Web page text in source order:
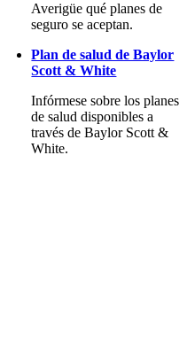
Averigüe qué planes de
seguro se aceptan.
Plan de salud de Baylor
Scott & White
Infórmese sobre los planes
de salud disponibles a
través de Baylor Scott &
White.